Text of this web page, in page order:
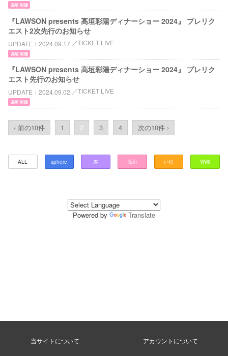
高垣 彩陽
『LAWSON presents 高垣彩陽ディナーショー 2024』 プレリク
エスト2次先行のお知らせ
UPDATE 2024.09.17 TICKET LIVE
高垣 彩陽
『LAWSON presents 高垣彩陽ディナーショー 2024』 プレリク
エスト先行のお知らせ
UPDATE 2024.09.02 TICKET LIVE
高垣 彩陽
‹ 前の10件 1 2 3 4 次の10件 ›
ALL sphere 寿 高垣 戸松 豊崎
Powered by Translate
当サイトについて アカウントについて